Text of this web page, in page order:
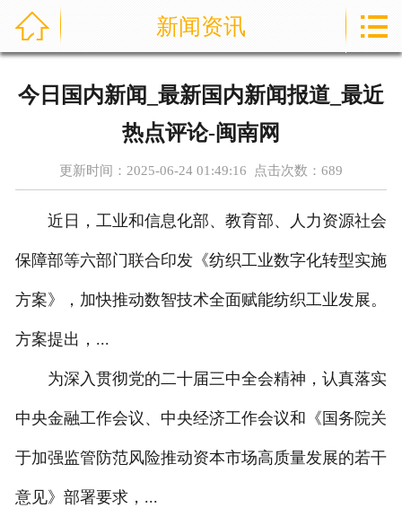
新闻资讯
案例展示
荣誉资质
技术知识
 新闻资讯 
今日国内新闻_最新国内新闻报道_最近
热点评论-闽南网
更新时间：2025-06-24 01:49:16 点击次数： 689
近日，工业和信息化部、教育部、人力资源社会
保障部等六部门联合印发《纺织工业数字化转型实施
方案》，加快推动数智技术全面赋能纺织工业发展。
方案提出，...
为深入贯彻党的二十届三中全会精神，认真落实
中央金融工作会议、中央经济工作会议和《国务院关
于加强监管防范风险推动资本市场高质量发展的若干
意见》部署要求，...